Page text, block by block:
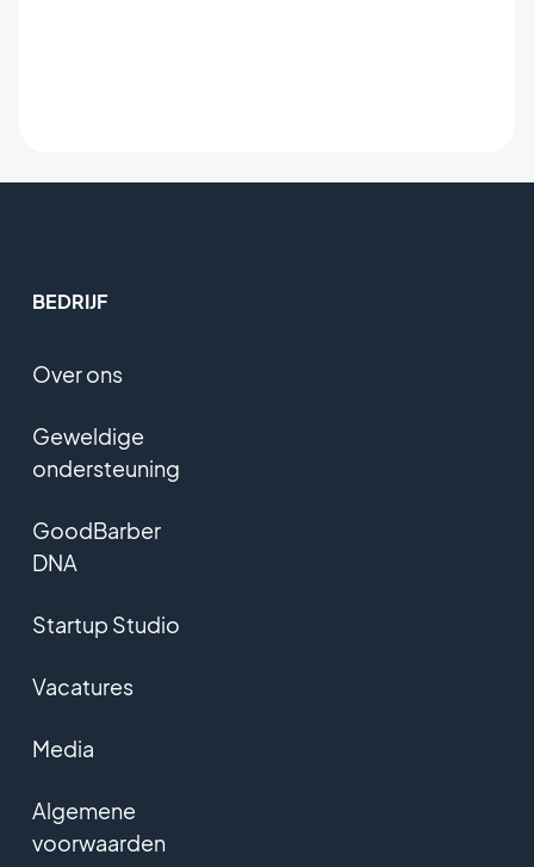
BEDRIJF
Over ons
Geweldige
ondersteuning
GoodBarber
DNA
Startup Studio
Vacatures
Media
Algemene
voorwaarden